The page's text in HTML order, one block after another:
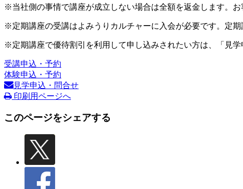
※当社側の事情で講座が成立しない場合は全額を返金します。
※定期講座の受講はよみうりカルチャーに入会が必要です。定
※定期講座で優待割引を利用して申し込みされたい方は、「見
受講申込・予約
体験申込・予約
見学申込・問合せ
印刷用ページへ
このページをシェアする